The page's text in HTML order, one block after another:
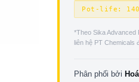
Pot-life:
*Theo Sika
liên hệ PT Chemicals
Phân phối bởi